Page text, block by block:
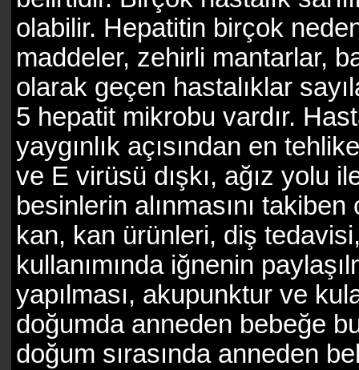
olabilir. Hepatitin birçok
maddeler, zehirli mantarlar,
olarak geçen hastalıklar
5 hepatit mikrobu vardır.
yaygınlık açısından en
ve E virüsü dışkı, ağız yolu
besinlerin alınmasını
kan, kan ürünleri, diş
kullanımında iğnenin
yapılması, akupunktur ve
doğumda anneden bebeğe
doğum sırasında anneden